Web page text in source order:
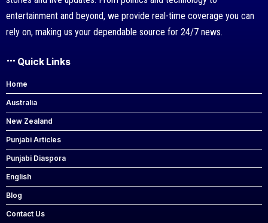
entertainment and beyond, we provide real-time coverage you can
rely on, making us your dependable source for 24/7 news.
Quick Links
Home
Australia
New Zealand
Punjabi Articles
Punjabi Diaspora
English
Blog
Contact Us